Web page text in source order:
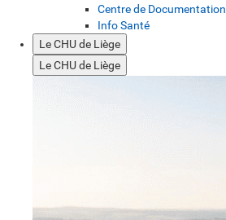
Centre de Documentation
Info Santé
Le CHU de Liège
Le CHU de Liège